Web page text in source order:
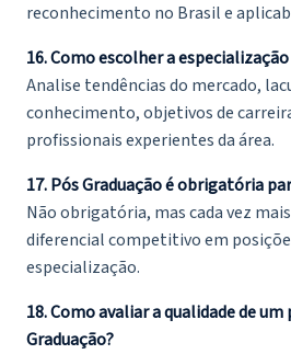
reconhecimento no Brasil e
16. Como escolher a
Analise tendências do mercado,
conhecimento, objetivos de
profissionais experientes da área.
17. Pós Graduação é obrigatória
Não obrigatória, mas cada vez
diferencial competitivo em
especialização.
18. Como avaliar a qualidade de
Graduação?